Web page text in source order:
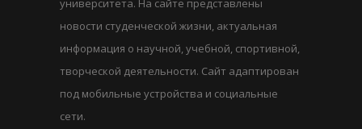
университета. На сайте представлены
новости студенческой жизни, актуальная
информация о научной, учебной, спортивной,
творческой деятельности. Сайт адаптирован
под мобильные устройства и социальные
сети.